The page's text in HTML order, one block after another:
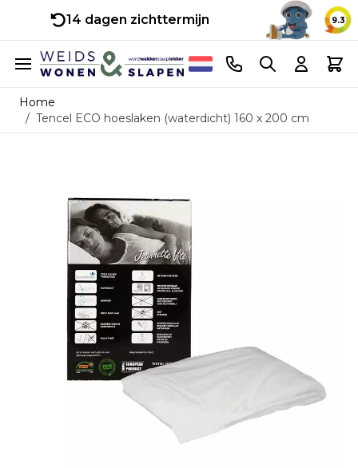
14 dagen zichttermijn 9.3
Ga naar de inhoud
Telefoonnummer
Search Cart
Home
/ Tencel ECO hoeslaken (waterdicht) 160 x 200 cm